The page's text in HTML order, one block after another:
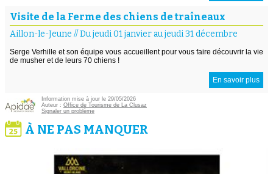
Visite de la Ferme des chiens de traîneaux
Aillon-le-Jeune //Du jeudi 01 janvier au jeudi 31 décembre
Serge Verhille et son équipe vous accueillent pour vous faire découvrir la vie
de musher et de leurs 70 chiens !
En savoir plus
Information mise à jour le 29/05/2026
Auteur : Office de Tourisme de La Clusaz
Signaler un problème
À NE PAS MANQUER